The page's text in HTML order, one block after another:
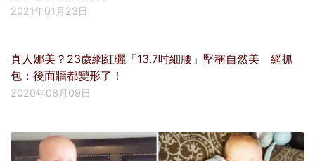
2021年01月23日
真人娜美？23歲網紅曬「13.7吋細腰」堅稱自然美 網抓
包：後面牆都變形了！
2020年08月09日